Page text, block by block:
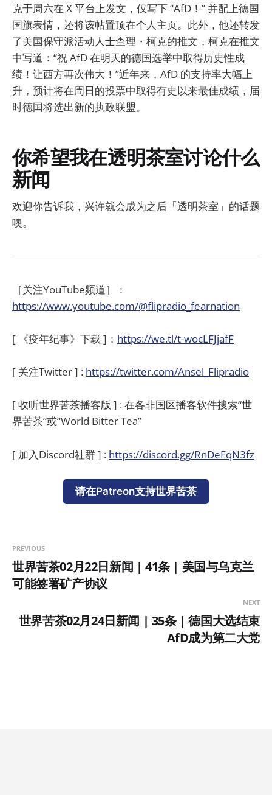
克于周六在 X 平台上发文，仅写下 “AfD！” 并配上德国
国旗表情，还将该帖置顶在个人主页。此外，他还转发
了美国保守派活动人士查理・柯克的推文，柯克在推文
中写道：“祝 AfD 在明天的德国选举中取得历史性成
绩！让西方再次伟大！”近年来，AfD 的支持率大幅上
升，预计将在周日的投票中取得有史以来最佳成绩，届
时德国将选出新的执政联盟。
你希望我在透明茶室讨论什么
新闻
欢迎你告诉我，兴许就会成为之后「透明茶室」的话题
噢。
［关注YouTube频道］：
https://www.youtube.com/@flipradio_fearnation
[ 《疫年纪事》下载 ]： https://we.tl/t-wocLFJjafF
[ 关注Twitter ] : https://twitter.com/Ansel_Flipradio
[ 收听世界苦茶播客版 ] : 在各非国区播客软件搜索“世
界苦茶”或“World Bitter Tea”
[ 加入Discord社群 ] : https://discord.gg/RnDeFqN3fz
请在Patreon支持世界苦茶
PREVIOUS
世界苦茶02月22日新闻 | 41条 | 美国与乌克兰
可能签署矿产协议
NEXT
世界苦茶02月24日新闻 | 35条 | 德国大选结束
AfD成为第二大党